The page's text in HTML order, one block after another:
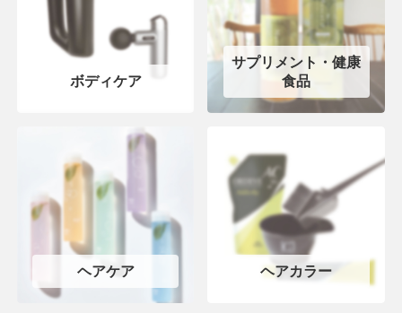
ボディケア
サプリメント・健康
食品
ヘアケア ヘアカラー